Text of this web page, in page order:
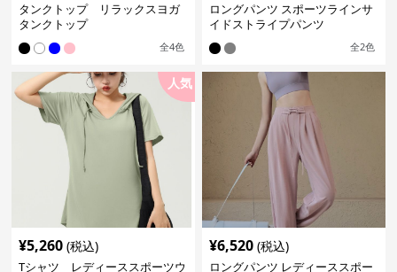
タンクトップ リラックスヨガ
タンクトップ
全4色
ロングパンツ スポーツラインサ
イドストライプパンツ
全2色
人気
¥5,260 (税込)
Tシャツ レディーススポーツウ
¥6,520 (税込)
ロングパンツ レディーススポー